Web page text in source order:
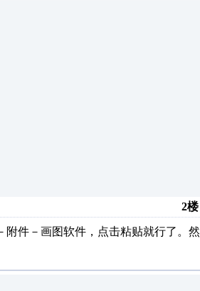
2楼
附件－画图软件，点击粘贴就行了。然